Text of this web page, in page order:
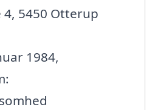
4, 5450 Otterup
1984,